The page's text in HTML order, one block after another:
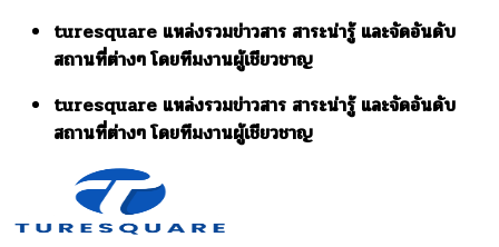
Skip turesquare แหล่งรวมข่าวสาร สาระน่ารู้ และจัดอันดับ
สถานที่ต่างๆ โดยทีมงานผู้เชียวชาญ
turesquare แหล่งรวมข่าวสาร สาระน่ารู้ และจัดอันดับ
สถานที่ต่างๆ โดยทีมงานผู้เชียวชาญ